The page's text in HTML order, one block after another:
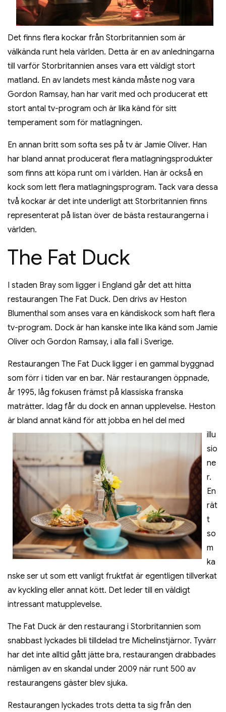
Det finns flera kockar från Storbritannien som är
välkända runt hela världen. Detta är en av anledningarna
till varför Storbritannien anses vara ett väldigt stort
matland. En av landets mest kända måste nog vara
Gordon Ramsay, han har varit med och producerat ett
stort antal tv-program och är lika känd för sitt
temperament som för matlagningen.
En annan britt som softa ses på tv är Jamie Oliver. Han
har bland annat producerat flera matlagningsprodukter
som finns att köpa runt om i världen. Han är också en
kock som lett flera matlagningsprogram. Tack vara dessa
två kockar är det inte underligt att Storbritannien finns
representerat på listan över de bästa restaurangerna i
världen.
The Fat Duck
I staden Bray som ligger i England går det att hitta
restaurangen The Fat Duck. Den drivs av Heston
Blumenthal som anses vara en kändiskock som haft flera
tv-program. Dock är han kanske inte lika känd som Jamie
Oliver och Gordon Ramsay, i alla fall i Sverige.
Restaurangen The Fat Duck ligger i en gammal byggnad
som förr i tiden var en bar. När restaurangen öppnade,
år 1995, låg fokusen främst på klassiska franska
maträtter. Idag får du dock en annan upplevelse. Heston
är bland annat känd för att jobba en hel del med
illu
sio
ne
r.
En
rät
t
so
m
ka
nske ser ut som ett vanligt fruktfat är egentligen tillverkat
av kyckling eller annat kött. Det leder till en väldigt
intressant matupplevelse.
The Fat Duck är den restaurang i Storbritannien som
snabbast lyckades bli tilldelad tre Michelinstjärnor. Tyvärr
har det inte alltid gått jätte bra, restaurangen drabbades
nämligen av en skandal under 2009 när runt 500 av
restaurangens gäster blev sjuka.
Restaurangen lyckades trots detta ta sig från den